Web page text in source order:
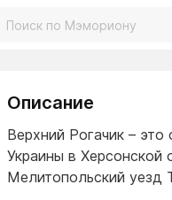
Описание
Верхний Рогачик –
Украины в
Мелитопольский уезд